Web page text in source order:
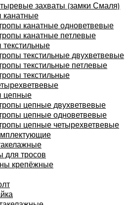
захваты (замки Смаля)
канатные
канатные одноветвевые
канатные петлевые
текстильные двухветвевые
текстильные петлевые
текстильные
цепные
цепные двухветвевые
цепные одноветвевые
цепные четырехветвевые
для тросов
крепёжные